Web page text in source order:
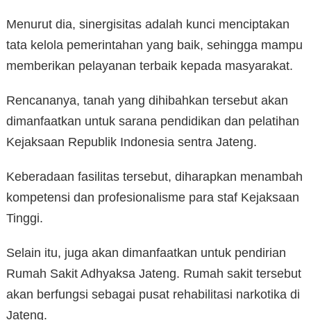
Menurut dia, sinergisitas adalah kunci menciptakan
tata kelola pemerintahan yang baik, sehingga mampu
memberikan pelayanan terbaik kepada masyarakat.
Rencananya, tanah yang dihibahkan tersebut akan
dimanfaatkan untuk sarana pendidikan dan pelatihan
Kejaksaan Republik Indonesia sentra Jateng.
Keberadaan fasilitas tersebut, diharapkan menambah
kompetensi dan profesionalisme para staf Kejaksaan
Tinggi.
Selain itu, juga akan dimanfaatkan untuk pendirian
Rumah Sakit Adhyaksa Jateng. Rumah sakit tersebut
akan berfungsi sebagai pusat rehabilitasi narkotika di
Jateng.